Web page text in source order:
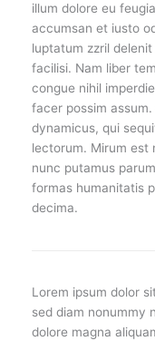
illum dolore eu
accumsan et iusto
luptatum zzril
facilisi. Nam liber
congue nihil
facer possim
dynamicus, qui
lectorum. Mirum est
nunc putamus
formas humanitatis
decima.
Lorem ipsum dolor
sed diam nonummy
dolore magna